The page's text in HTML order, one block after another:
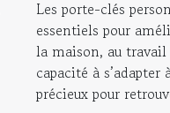
Les porte-clés
essentiels pour
la maison, au
capacité à
précieux pour